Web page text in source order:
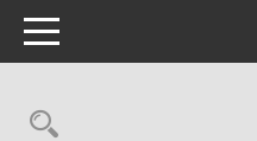
Toggle navigation